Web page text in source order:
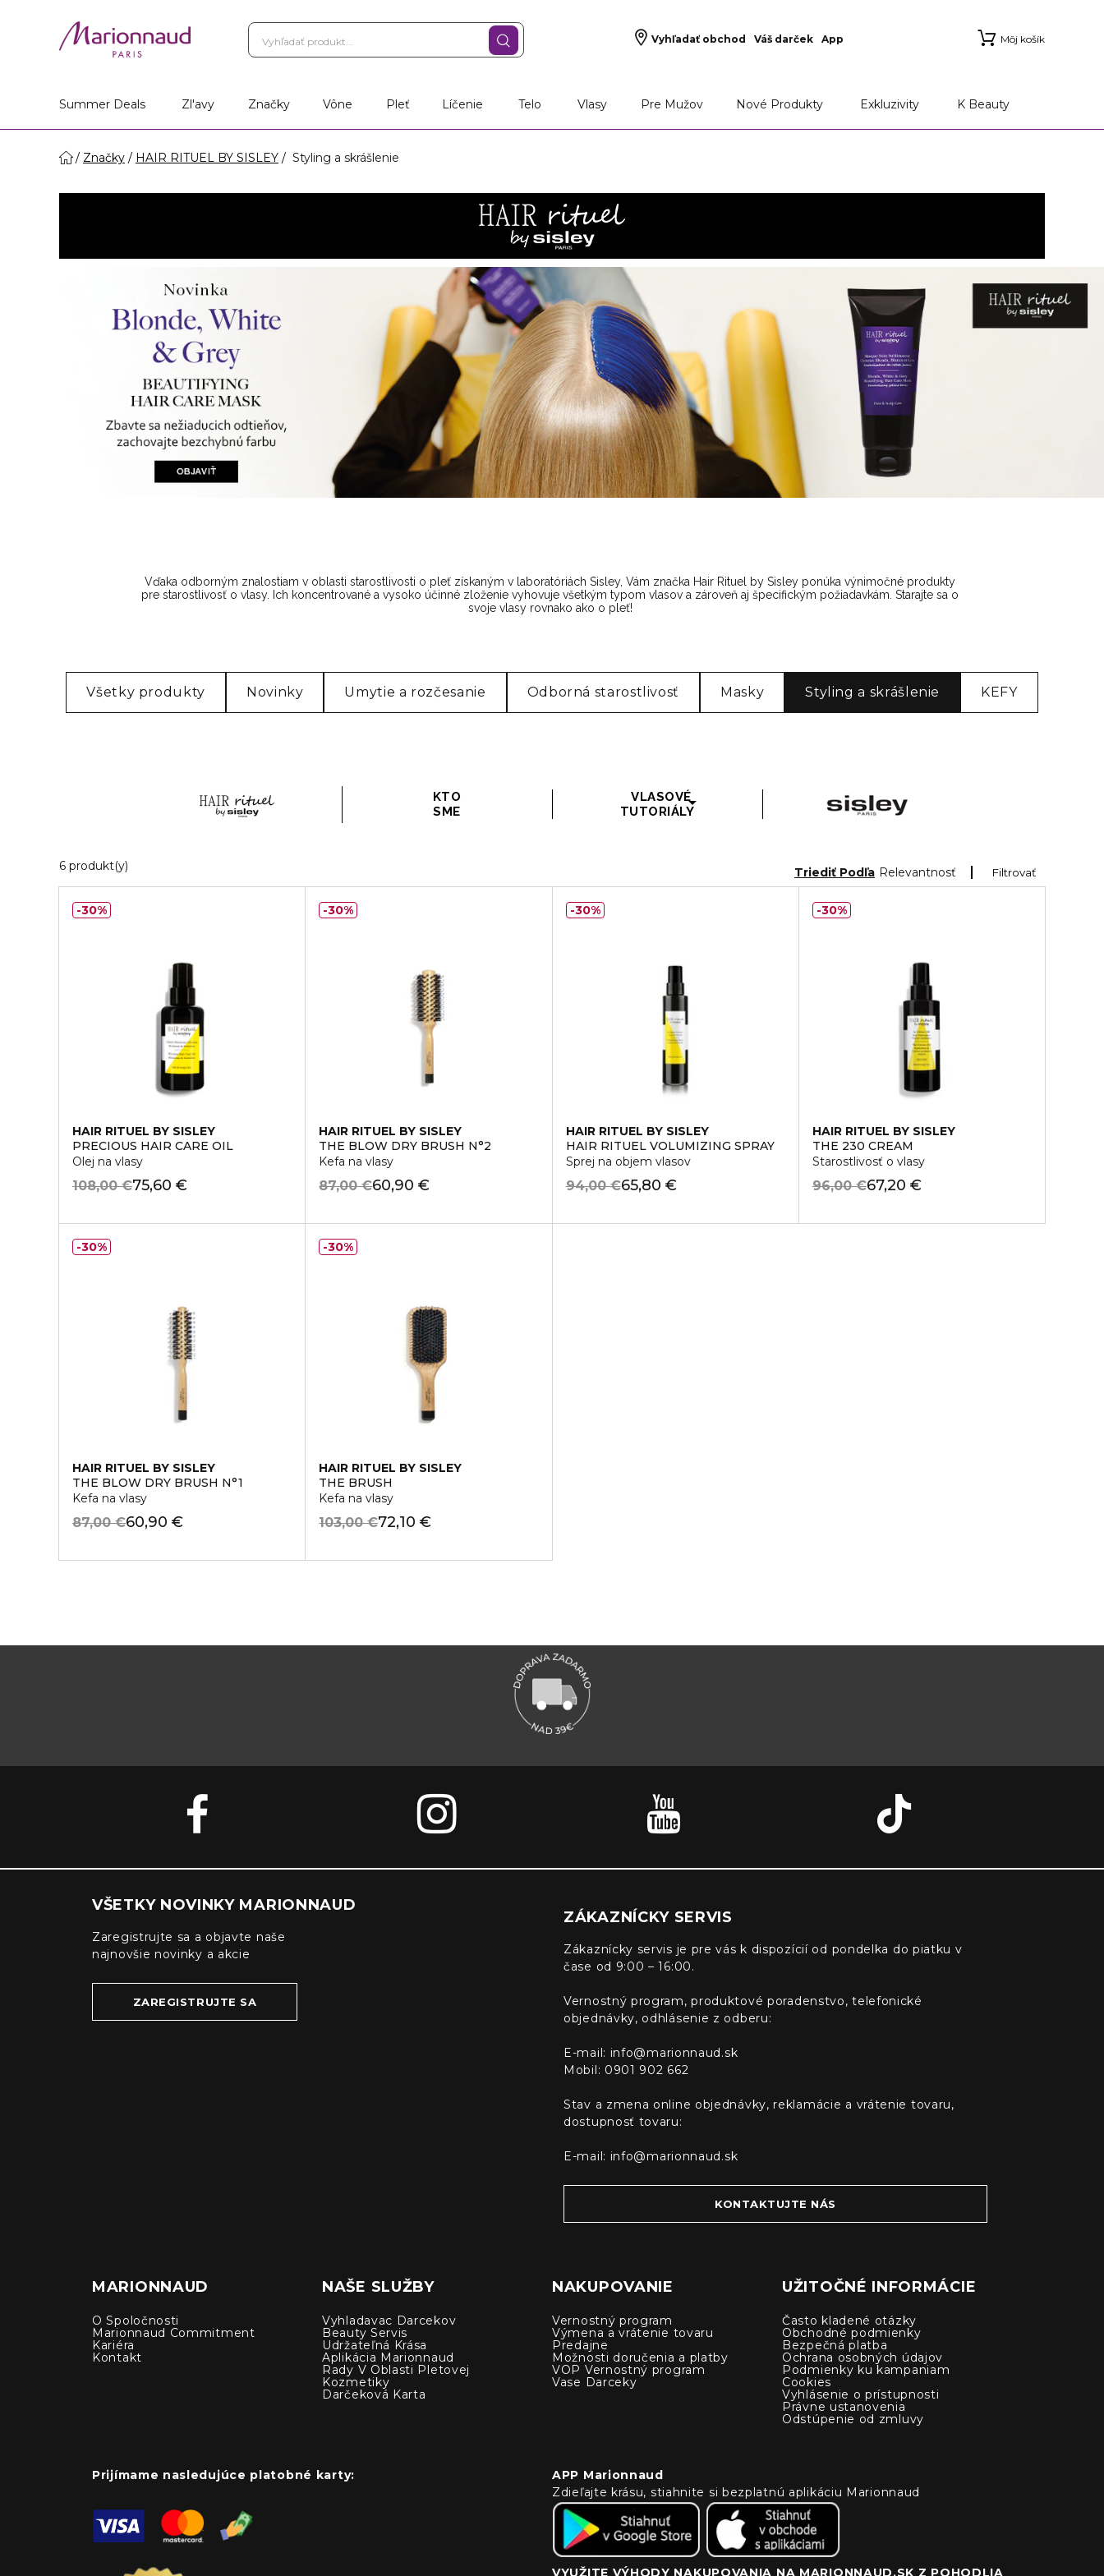
Vyhľadať obchod Váš darček App Môj košík
Summer Deals Zl'avy Značky Vône Pleť Líčenie Telo Vlasy Pre Mužov Nové Produkty Exkluzivity K Beauty
Značky HAIR RITUEL BY SISLEY Styling a skrášlenie
Vďaka odborným znalostiam v oblasti starostlivosti o pleť získaným v laboratóriách Sisley, Vám značka Hair Rituel by Sisley ponúka výnimočné produkty
pre starostlivosť o vlasy. Ich koncentrované a vysoko účinné zloženie vyhovuje všetkým typom vlasov a zároveň aj špecifickým požiadavkám. Starajte sa o
svoje vlasy rovnako ako o pleť!
Všetky produkty Novinky Umytie a rozčesanie Odborná starostlivosť Masky Styling a skrášlenie KEFY
KTO
SME
VLASOVÉ
TUTORIÁLY
6 produkt(y) Filtrovať
Triediť Podľa Relevantnosť
HAIR RITUEL BY SISLEY
PRECIOUS HAIR CARE OIL
Olej na vlasy
75,60 €
108,00 €
30%
HAIR RITUEL BY SISLEY
THE BLOW DRY BRUSH N°2
Kefa na vlasy
60,90 €
87,00 €
30%
HAIR RITUEL BY SISLEY
HAIR RITUEL VOLUMIZING SPRAY
Sprej na objem vlasov
65,80 €
94,00 €
30%
HAIR RITUEL BY SISLEY
THE 230 CREAM
Starostlivosť o vlasy
67,20 €
96,00 €
30%
HAIR RITUEL BY SISLEY
THE BLOW DRY BRUSH N°1
Kefa na vlasy
60,90 €
87,00 €
30%
HAIR RITUEL BY SISLEY
THE BRUSH
Kefa na vlasy
72,10 €
103,00 €
30%
VŠETKY NOVINKY MARIONNAUD
Zaregistrujte sa a objavte naše
najnovšie novinky a akcie
ZAREGISTRUJTE SA
ZÁKAZNÍCKY SERVIS
Zákaznícky servis je pre vás k dispozícií od pondelka do piatku v
čase od 9:00 – 16:00.
Vernostný program, produktové poradenstvo, telefonické
objednávky, odhlásenie z odberu:
E-mail: info@marionnaud.sk
Mobil: 0901 902 662
Stav a zmena online objednávky, reklamácie a vrátenie tovaru,
dostupnosť tovaru:
E-mail: info@marionnaud.sk
KONTAKTUJTE NÁS
MARIONNAUD
O Spoločnosti
Marionnaud Commitment
Kariéra
Kontakt
NAŠE SLUŽBY
Vyhladavac Darcekov
Beauty Servis
Udržateľná Krása
Aplikácia Marionnaud
Rady V Oblasti Pletovej
Kozmetiky
Darčeková Karta
NAKUPOVANIE
Vernostný program
Výmena a vrátenie tovaru
Predajne
Možnosti doručenia a platby
VOP Vernostný program
Vase Darceky
UŽITOČNÉ INFORMÁCIE
Často kladené otázky
Obchodné podmienky
Bezpečná platba
Ochrana osobných údajov
Podmienky ku kampaniam
Cookies
Vyhlásenie o prístupnosti
Právne ustanovenia
Odstúpenie od zmluvy
Prijímame nasledujúce platobné karty:
APP Marionnaud
Zdieľajte krásu, stiahnite si bezplatnú aplikáciu Marionnaud
VYUŽITE VÝHODY NAKUPOVANIA NA MARIONNAUD.SK Z POHODLIA